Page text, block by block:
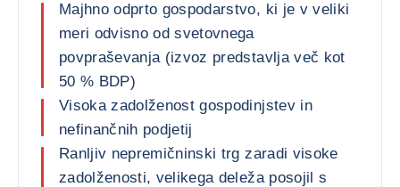
Majhno odprto gospodarstvo, ki je v veliki
meri odvisno od svetovnega
povpraševanja (izvoz predstavlja več kot
50 % BDP)
Visoka zadolženost gospodinjstev in
nefinančnih podjetij
Ranljiv nepremičninski trg zaradi visoke
zadolženosti, velikega deleža posojil s